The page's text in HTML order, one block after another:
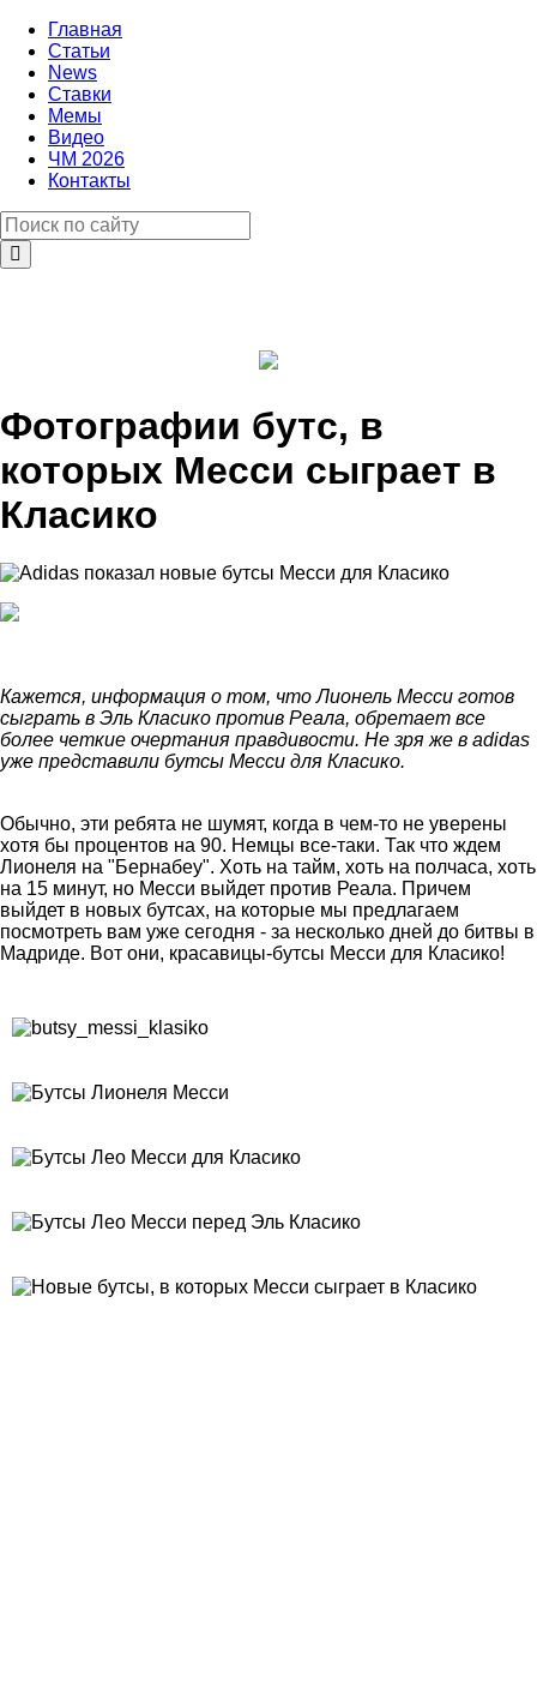
Главная
Статьи
News
Ставки
Мемы
Видео
ЧМ 2026
Контакты
Фотографии бутс, в
которых Месси сыграет в
Класико
Кажется, информация о том, что Лионель Месси готов
сыграть в Эль Класико против Реала, обретает все
более четкие очертания правдивости. Не зря же в adidas
уже представили бутсы Месси для Класико.
Обычно, эти ребята не шумят, когда в чем-то не уверены
хотя бы процентов на 90. Немцы все-таки. Так что ждем
Лионеля на "Бернабеу". Хоть на тайм, хоть на полчаса, хоть
на 15 минут, но Месси выйдет против Реала. Причем
выйдет в новых бутсах, на которые мы предлагаем
посмотреть вам уже сегодня - за несколько дней до битвы в
Мадриде. Вот они, красавицы-бутсы Месси для Класико!